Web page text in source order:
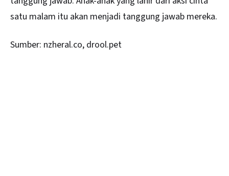
satu malam itu akan menjadi tanggung jawab mereka.
Sumber: nzheral.co, drool.pet